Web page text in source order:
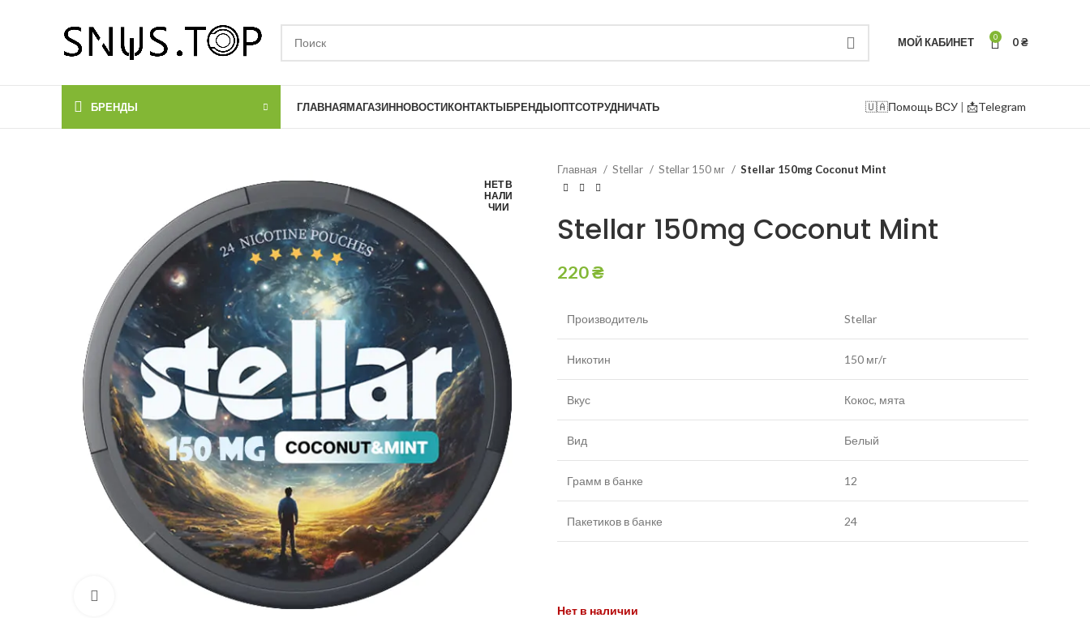
МОЙ КАБИНЕТ 0 0₴
БРЕНДЫ ГЛАВНАЯМАГАЗИННОВОСТИКОНТАКТЫБРЕНДЫОПТСОТРУДНИЧАТЬ 🇺🇦Помощь ВСУ | 📩Telegram
НЕТ В
НАЛИ
ЧИИ
Главная Stellar Stellar 150 мг Stellar 150mg Coconut Mint
Stellar 150mg Coconut Mint
220₴
Производитель Stellar
Никотин 150 мг/г
Вкус Кокос, мята
Вид Белый
Грамм в банке 12
Пакетиков в банке 24
Нет в наличии